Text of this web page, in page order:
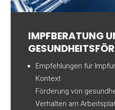
IMPF­BERATUNG
Empfehlungen für
Kontext
Förderung von
Verhalten am